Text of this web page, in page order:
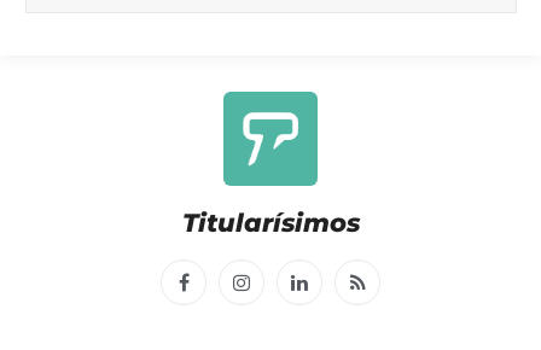
Titularísimos
FacebookInstagramLinkedInRSS